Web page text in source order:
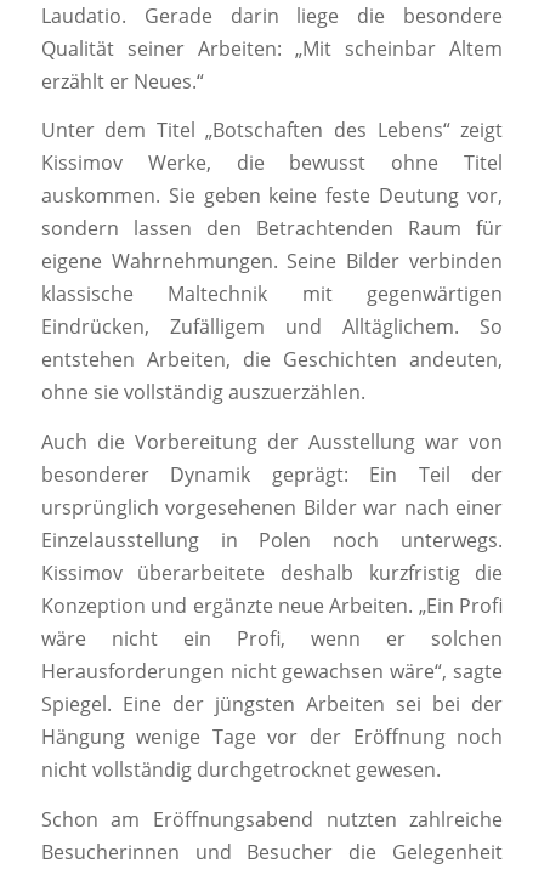
Laudatio. Gerade darin liege die besondere
Qualität seiner Arbeiten: „Mit scheinbar Altem
erzählt er Neues.“
Unter dem Titel „Botschaften des Lebens“ zeigt
Kissimov Werke, die bewusst ohne Titel
auskommen. Sie geben keine feste Deutung vor,
sondern lassen den Betrachtenden Raum für
eigene Wahrnehmungen. Seine Bilder verbinden
klassische Maltechnik mit gegenwärtigen
Eindrücken, Zufälligem und Alltäglichem. So
entstehen Arbeiten, die Geschichten andeuten,
ohne sie vollständig auszuerzählen.
Auch die Vorbereitung der Ausstellung war von
besonderer Dynamik geprägt: Ein Teil der
ursprünglich vorgesehenen Bilder war nach einer
Einzelausstellung in Polen noch unterwegs.
Kissimov überarbeitete deshalb kurzfristig die
Konzeption und ergänzte neue Arbeiten. „Ein Profi
wäre nicht ein Profi, wenn er solchen
Herausforderungen nicht gewachsen wäre“, sagte
Spiegel. Eine der jüngsten Arbeiten sei bei der
Hängung wenige Tage vor der Eröffnung noch
nicht vollständig durchgetrocknet gewesen.
Schon am Eröffnungsabend nutzten zahlreiche
Besucherinnen und Besucher die Gelegenheit